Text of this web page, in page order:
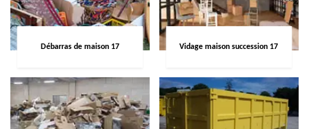
Débarras de maison 17 Vidage maison succession 17